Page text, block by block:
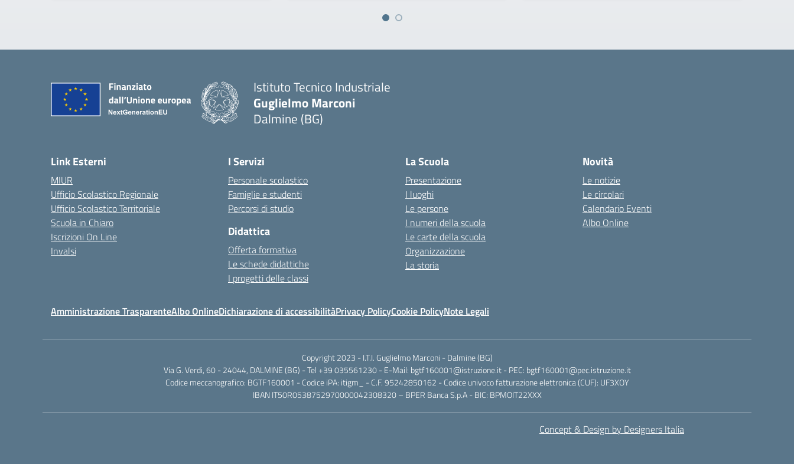
Istituto Tecnico Industriale
Guglielmo Marconi
Dalmine (BG)
Link Esterni
MIUR
Ufficio Scolastico Regionale
Ufficio Scolastico Territoriale
Scuola in Chiaro
Iscrizioni On Line
Invalsi
I Servizi
Personale scolastico
Famiglie e studenti
Percorsi di studio
Didattica
Offerta formativa
Le schede didattiche
I progetti delle classi
La Scuola
Presentazione
I luoghi
Le persone
I numeri della scuola
Le carte della scuola
Organizzazione
La storia
Novità
Le notizie
Le circolari
Calendario Eventi
Albo Online
Amministrazione TrasparenteAlbo OnlineDichiarazione di accessibilitàPrivacy PolicyCookie PolicyNote Legali
Copyright 2023 - I.T.I. Guglielmo Marconi - Dalmine (BG)
Via G. Verdi, 60 - 24044, DALMINE (BG) - Tel +39 035561230 - E-Mail: bgtf160001@istruzione.it - PEC: bgtf160001@pec.istruzione.it
Codice meccanografico: BGTF160001 - Codice iPA: itigm_ - C.F. 95242850162 - Codice univoco fatturazione elettronica (CUF): UF3XOY
IBAN IT50R0538752970000042308320 – BPER Banca S.p.A - BIC: BPMOIT22XXX
Concept & Design by Designers Italia